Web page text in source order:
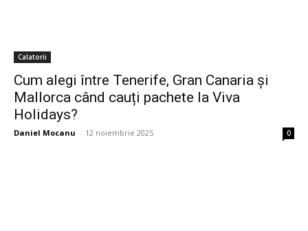
Calatorii
Cum alegi între Tenerife, Gran Canaria și
Mallorca când cauți pachete la Viva
Holidays?
Daniel Mocanu - 12 noiembrie 2025 0